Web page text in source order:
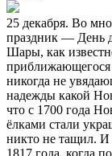
25 декабря. Во
праздник — День
Шары, как
приближающегося
никогда не
надежды какой
что с 1700 года
ёлками стали
никто не тащил. И
1817 года, когда